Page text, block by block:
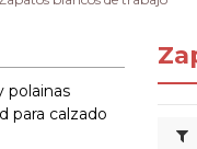
polainas
para calzado